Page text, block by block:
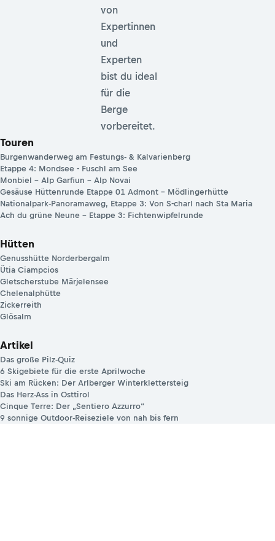
von
Expertinnen
und
Experten
bist du ideal
für die
Berge
vorbereitet.
Touren
Burgenwanderweg am Festungs- & Kalvarienberg
Etappe 4: Mondsee - Fuschl am See
Monbiel – Alp Garfiun – Alp Novai
Gesäuse Hüttenrunde Etappe 01 Admont – Mödlingerhütte
Nationalpark-Panoramaweg, Etappe 3: Von S-charl nach Sta Maria
Ach du grüne Neune – Etappe 3: Fichtenwipfelrunde
Hütten
Genusshütte Norderbergalm
Ütia Ciampcios
Gletscherstube Märjelensee
Chelenalphütte
Zickerreith
Glösalm
Artikel
Das große Pilz-Quiz
6 Skigebiete für die erste Aprilwoche
Ski am Rücken: Der Arlberger Winterklettersteig
Das Herz-Ass in Osttirol
Cinque Terre: Der „Sentiero Azzurro“
9 sonnige Outdoor-Reiseziele von nah bis fern